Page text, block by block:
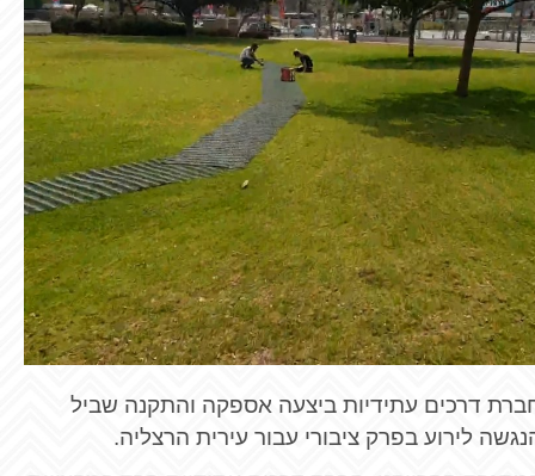
דרכים עתידיות ביצעה אספקה והתקנה שביל
לירוע בפרק ציבורי עבור עירית הרצליה.